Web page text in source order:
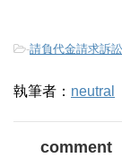
-請負代金請求訴訟
執筆者： neutral
comment